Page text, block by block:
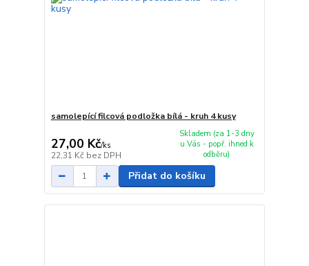
samolepící filcová podložka bílá - kruh 4 kusy
27,00 Kč/ks
22,31 Kč bez DPH
Skladem (za 1-3 dny
u Vás - popř. ihned k
odběru)
Přidat do košíku